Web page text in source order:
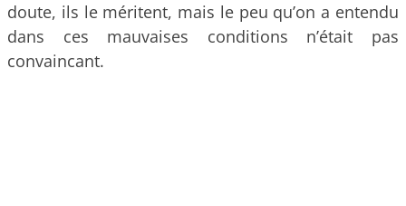
doute, ils le méritent, mais le peu qu’on a entendu
dans ces mauvaises conditions n’était pas
convaincant.